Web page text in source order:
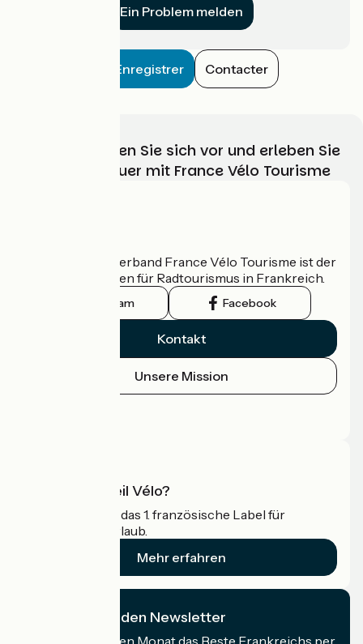
Ein Problem melden
Enregistrer Contacter
Wählen, bereiten Sie sich vor und erleben Sie
Ihr Radabenteuer mit France Vélo Tourisme
Der nationale Verband France Vélo Tourisme ist der
offizielle Leitfaden für Radtourismus in Frankreich.
Instagram Facebook
Kontakt
Unsere Mission
Was ist Accueil Vélo?
Accueil Vélo ist das 1. französische Label für
Radfahrer im Urlaub.
Mehr erfahren
Ich abonniere den Newsletter